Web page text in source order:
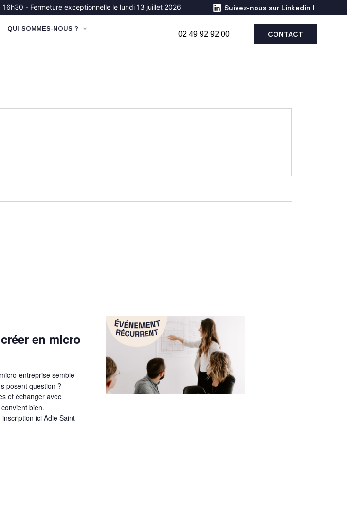
- Fermeture exceptionnelle le lundi 13 juillet 2026 Suivez-nous sur Linkedin !
QUI SOMMES-NOUS ?
02 49 92 92 00 CONTACT
en micro
entreprise semble
posent question ?
et échanger avec
bien.
ici Adie Saint